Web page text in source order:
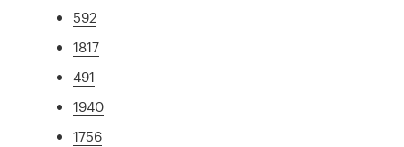
592
1817
491
1940
1756